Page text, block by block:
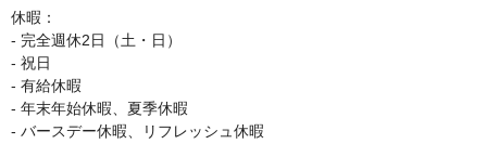
休暇：
- 完全週休2日（土・日）
- 祝日
- 有給休暇
- 年末年始休暇、夏季休暇
- バースデー休暇、リフレッシュ休暇